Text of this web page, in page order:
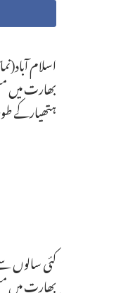
اسلام
بھارت میں
ہتھیارکے
کئی سالوں